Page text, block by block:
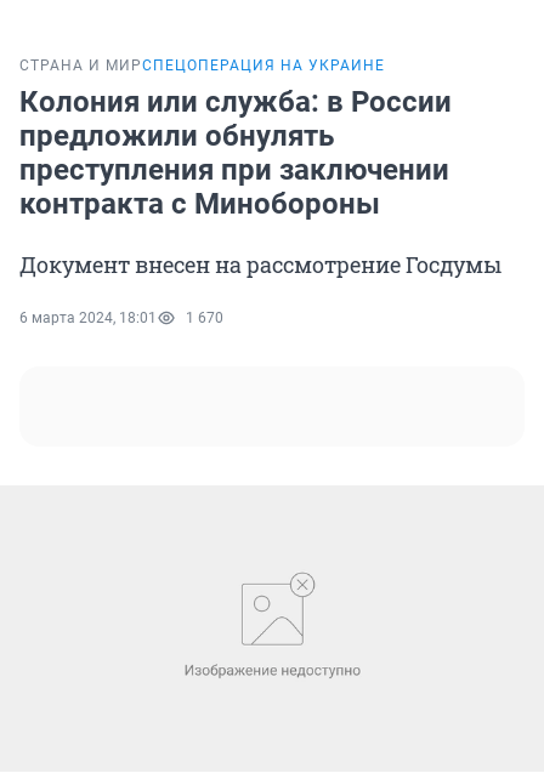
СТРАНА И МИРСПЕЦОПЕРАЦИЯ НА УКРАИНЕ
Колония или служба: в России
предложили обнулять
преступления при заключении
контракта с Минобороны
Документ внесен на рассмотрение Госдумы
6 марта 2024, 18:01 1 670